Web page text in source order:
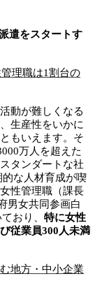
遣をスタートす
理職は1割台の
動が難しくなる
生産性をいかに
もいえます。そ
万人を超えた
タンダートな社
な人材育成が喫
性管理職（課長
男女共同参画白
おり、 特に女性
従業員300人未満
地方・中小企業